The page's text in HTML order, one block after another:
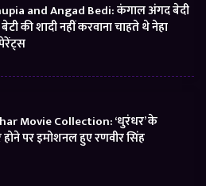
and Angad Bedi: कंगाल अंगद बेदी
की शादी नहीं करवाना चाहते थे नेहा
Movie Collection: ‘धुरंधर’ के
पर इमोशनल हुए रणवीर सिंह